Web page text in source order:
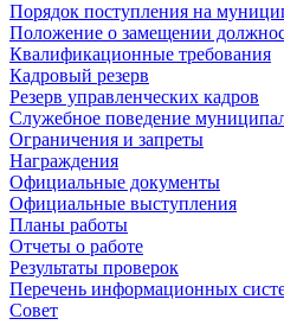
Порядок поступления на
Положение о замещении
Квалификационные требования
Кадровый резерв
Резерв управленческих кадров
Служебное поведение
Ограничения и запреты
Награждения
Официальные документы
Официальные выступления
Планы работы
Отчеты о работе
Результаты проверок
Перечень информационных
Совет